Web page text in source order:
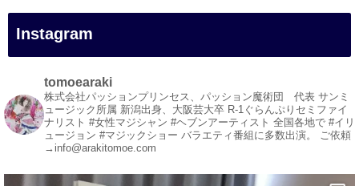
#白浜町
#変面ショー
#イベント
#宴会
#余興
1 3 X
Instagram
tomoearaki
株式会社パッションプリンセス、パッション魔術団 代表 サンミ
ュージック所属 新潟出身、大阪芸大卒 R-1ぐらんぷりセミファイ
ナリスト #女性マジシャン #ヘブンアーティスト 全国各地で #イリ
ュージョン #マジックショー バラエティ番組に多数出演。 ご依頼
→info@arakitomoe.com